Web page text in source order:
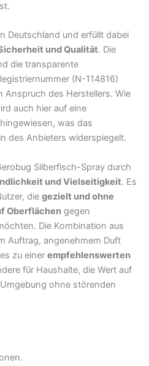
Deutschland und erfüllt dabei
und Qualität. Die
die transparente
(N-114816)
Anspruch des Herstellers. Wie
auch hier auf eine
was das
des Anbieters widerspiegelt.
Silberfisch-Spray durch
und Vielseitigkeit. Es
die gezielt und ohne
Oberflächen gegen
Die Kombination aus
Auftrag, angenehmem Duft
zu einer empfehlenswerten
für Haushalte, die Wert auf
ohne störenden